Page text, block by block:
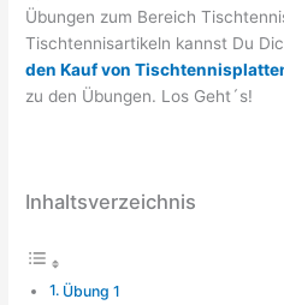
Übungen zum Bereich
Tischtennisartikeln kannst Du
den Kauf von
zu den Übungen. Los Geht´s!
Inhaltsverzeichnis
Übung 1